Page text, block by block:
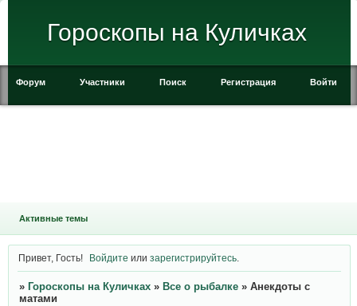
Гороскопы на Куличках
Форум Участники Поиск Регистрация Войти
Активные темы
Привет, Гость! Войдите илизарегистрируйтесь
» Гороскопы на Куличках » Все о рыбалке » Анекдоты с
матами